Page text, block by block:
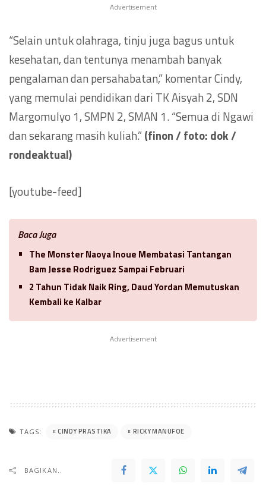
Advertisement
“Selain untuk olahraga, tinju juga bagus untuk
kesehatan, dan tentunya menambah banyak
pengalaman dan persahabatan,” komentar Cindy,
yang memulai pendidikan dari TK Aisyah 2, SDN
Margomulyo 1, SMPN 2, SMAN 1. “Semua di Ngawi
dan sekarang masih kuliah.”(finon / foto: dok /
rondeaktual)
[youtube-feed]
Baca Juga
The Monster Naoya Inoue Membatasi Tantangan
Bam Jesse Rodriguez Sampai Februari
2 Tahun Tidak Naik Ring, Daud Yordan Memutuskan
Kembali ke Kalbar
Advertisement
TAGS: CINDY PRASTIKA RICKY MANUFOE
BAGIKAN..